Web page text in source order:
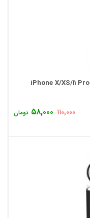
محافظ صفحه نمایش گلس مدل 9D مناسب iPhone X/XS/11 Pro
۱۱۰,۰۰۰ ۵۸,۰۰۰ تومان